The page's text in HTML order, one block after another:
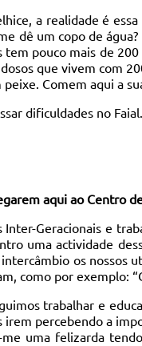
a realidade é
dê um copo de
pouco mais de
que vivem com
Comem aqui a
dificuldades no
aqui ao Centro
Geracionais e
uma actividade
os nossos
como por exemplo:
trabalhar e
percebendo a
uma felizarda